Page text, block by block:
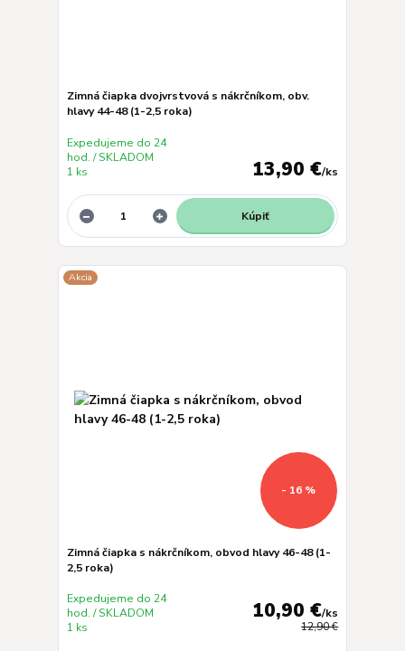
Zimná čiapka dvojvrstvová s nákrčníkom, obv.
hlavy 44-48 (1-2,5 roka)
13,90 €/ks
Expedujeme do 24
hod. / SKLADOM
1 ks
Kúpiť
Akcia
- 16 %
Zimná čiapka s nákrčníkom, obvod hlavy 46-48 (1-
2,5 roka)
12,90 €
10,90 €/ks
Expedujeme do 24
hod. / SKLADOM
1 ks